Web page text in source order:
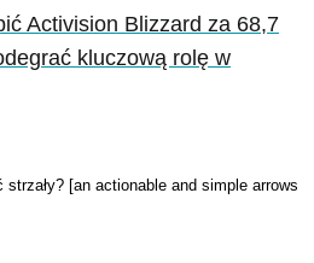
Activision Blizzard za 68,7
kluczową rolę w
[an actionable and simple arrows